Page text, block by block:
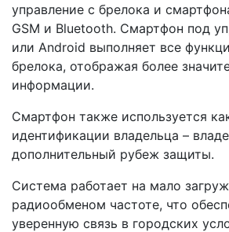
управление с брелока и
GSM и Bluetooth. Смартфон под
или Android выполняет все
брелока, отображая более
информации.
Смартфон также используется
идентификации владельца –
дополнительный рубеж защиты.
Система работает на мало
радиообменом частоте, что
уверенную связь в городских